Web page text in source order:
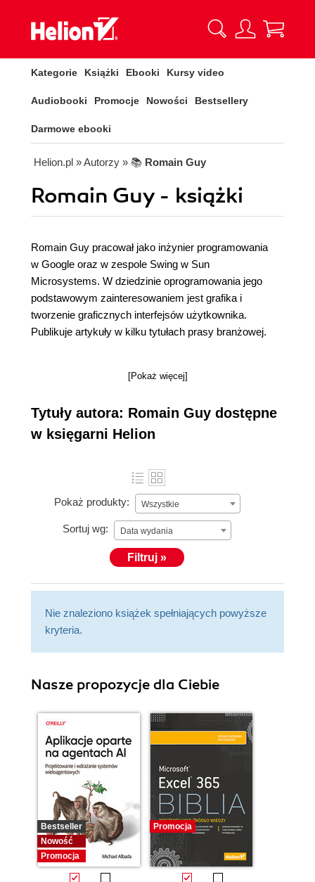
Kategorie Książki Ebooki Kursy video
Audiobooki Promocje Nowości Bestsellery
Darmowe ebooki
Helion.pl » Autorzy » 📚 Romain Guy
Romain Guy - książki
Romain Guy pracował jako inżynier programowania
w Google oraz w zespole Swing w Sun
Microsystems. W dziedzinie oprogramowania jego
podstawowym zainteresowaniem jest grafika i
tworzenie graficznych interfejsów użytkownika.
Publikuje artykuły w kilku tytułach prasy branżowej.
[Pokaż więcej]
Tytuły autora: Romain Guy dostępne
w księgarni Helion
Pokaż produkty: Wszystkie
Sortuj wg: Data wydania
Filtruj »
Nie znaleziono książek spełniających powyższe
kryteria.
Nasze propozycje dla Ciebie
Bestseller
Nowość
Promocja
Promocja